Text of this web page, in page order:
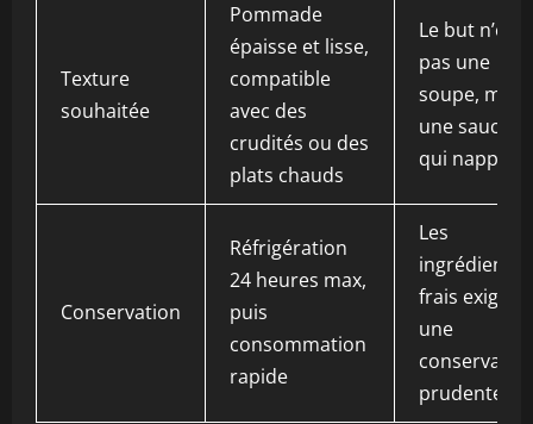
Texture
souhaitée
Pommade
épaisse et lisse,
compatible
avec des
crudités ou des
plats chauds
Le but n’est
pas une
soupe, mais
une sauce
qui nappe
Conservation
Réfrigération
24 heures max,
puis
consommation
rapide
Les
ingrédients
frais exigent
une
prudente